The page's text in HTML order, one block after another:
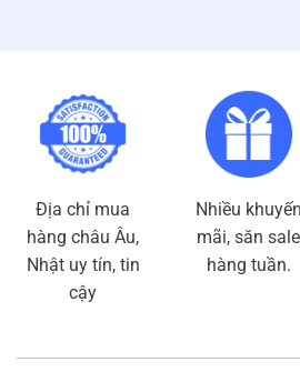
Địa chỉ mua
hàng châu Âu,
Nhật uy tín, tin
cậy
Nhiều khuyến
mãi, săn sale
hàng tuần.